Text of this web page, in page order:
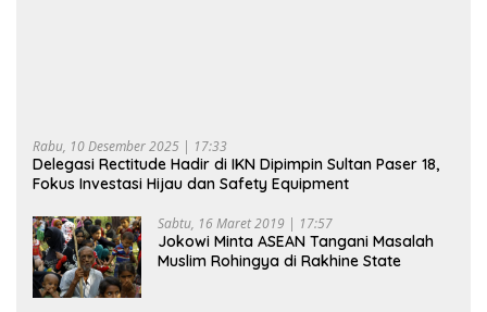
Rabu, 10 Desember 2025 | 17:33
Delegasi Rectitude Hadir di IKN Dipimpin Sultan Paser 18,
Fokus Investasi Hijau dan Safety Equipment
Sabtu, 16 Maret 2019 | 17:57
Jokowi Minta ASEAN Tangani Masalah
Muslim Rohingya di Rakhine State